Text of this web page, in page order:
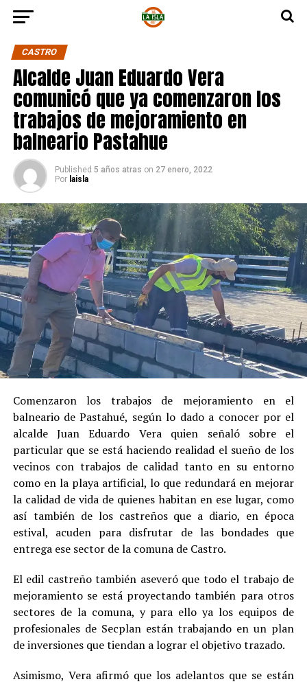
CASTRO
Alcalde Juan Eduardo Vera
comunicó que ya comenzaron los
trabajos de mejoramiento en
balneario Pastahue
Published 5 años atras on 27 enero, 2022
Por laisla
Comenzaron los trabajos de mejoramiento en el
balneario de Pastahué, según lo dado a conocer por el
alcalde Juan Eduardo Vera quien señaló sobre el
particular que se está haciendo realidad el sueño de los
vecinos con trabajos de calidad tanto en su entorno
como en la playa artificial, lo que redundará en mejorar
la calidad de vida de quienes habitan en ese lugar, como
así también de los castreños que a diario, en época
estival, acuden para disfrutar de las bondades que
entrega ese sector de la comuna de Castro.
El edil castreño también aseveró que todo el trabajo de
mejoramiento se está proyectando también para otros
sectores de la comuna, y para ello ya los equipos de
profesionales de Secplan están trabajando en un plan
de inversiones que tiendan a lograr el objetivo trazado.
Asimismo, Vera afirmó que los adelantos que se están